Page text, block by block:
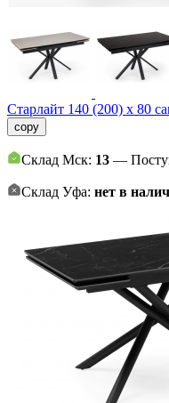
Старлайт 140 (200) х 80
copy
Склад Мск: 13 —
Склад Уфа: нет в